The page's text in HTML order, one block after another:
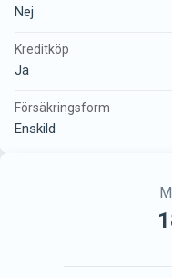
Nej
Kreditköp
Ja
Försäkringsform
Enskild